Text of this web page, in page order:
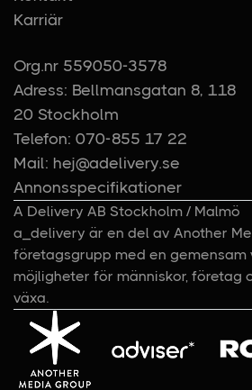
Karriär
Org.nr 559050-3578
Adress: Bellmansgatan 8, 118
20 Stockholm
Telefon: 070-855 17 22
Mail: hej@adelivery.se
Annonsspecifikationer
A Delivery AB Stockholm / Malmö
a_delivery är en del av Another
företagsgrupp med en gemensam
möjligheter för människor, företag
växa.